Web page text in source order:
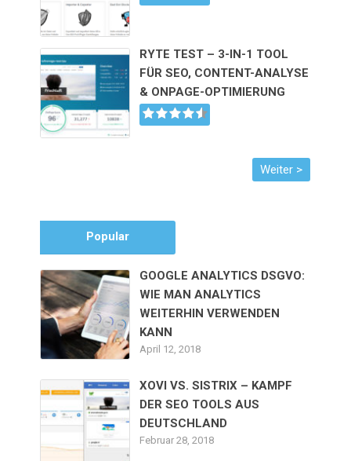
RYTE TEST – 3-IN-1 TOOL
FÜR SEO, CONTENT-ANALYSE
& ONPAGE-OPTIMIERUNG
Popular
GOOGLE ANALYTICS DSGVO:
WIE MAN ANALYTICS
WEITERHIN VERWENDEN
KANN
April 12, 2018
XOVI VS. SISTRIX – KAMPF
DER SEO TOOLS AUS
DEUTSCHLAND
Februar 28, 2018